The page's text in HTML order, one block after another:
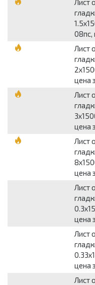
Лист
08пс,
Лист
цена
Лист
цена
Лист
цена
Лист
цена
Лист
цена
Лист